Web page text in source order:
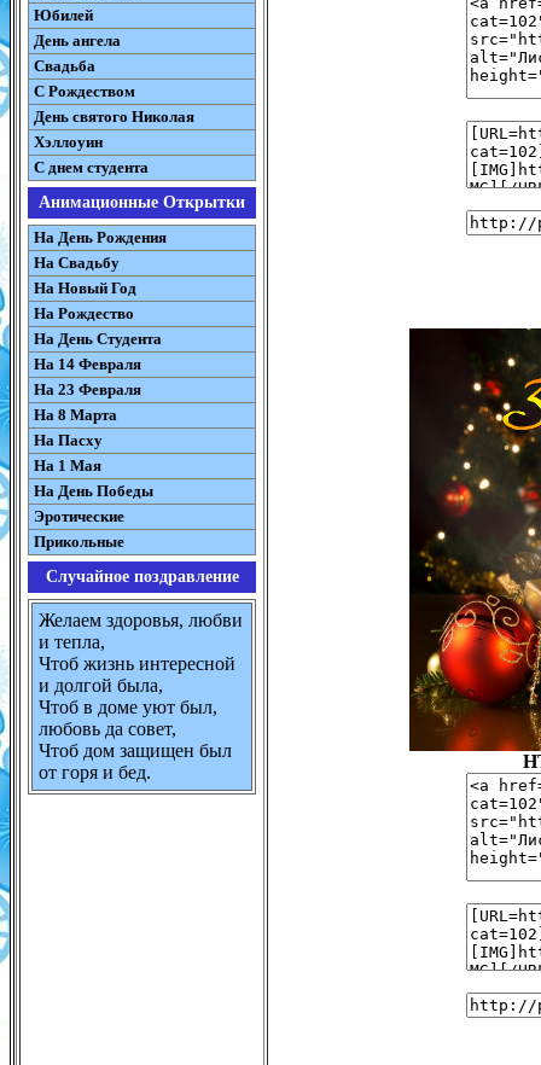
Юбилей
День ангела
Свадьба
С Рождеством
День святого Николая
Хэллоуин
С днем студента
Анимационные Открытки
На День Рождения
На Свадьбу
На Новый Год
На Рождество
На День Студента
На 14 Февраля
На 23 Февраля
На 8 Марта
На Пасху
На 1 Мая
На День Победы
Эротические
Прикольные
Случайное поздравление
Желаем здоровья, любви
и тепла,
Чтоб жизнь интересной
и долгой была,
Чтоб в доме уют был,
любовь да совет,
Чтоб дом защищен был
от горя и бед.